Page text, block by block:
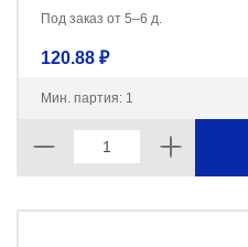
Под заказ от 5–6 д.
120.88 ₽
Мин. партия: 1